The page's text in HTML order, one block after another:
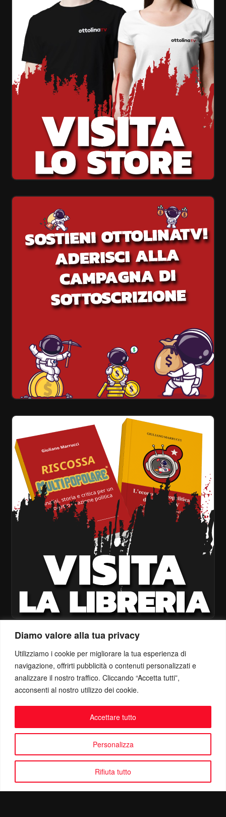
Diamo valore alla tua privacy
Utilizziamo i cookie per migliorare la tua esperienza di
navigazione, offrirti pubblicità o contenuti personalizzati e
analizzare il nostro traffico. Cliccando “Accetta tutti”,
acconsenti al nostro utilizzo dei cookie.
Personalizza
Rifiuta tutto
Accettare tutto